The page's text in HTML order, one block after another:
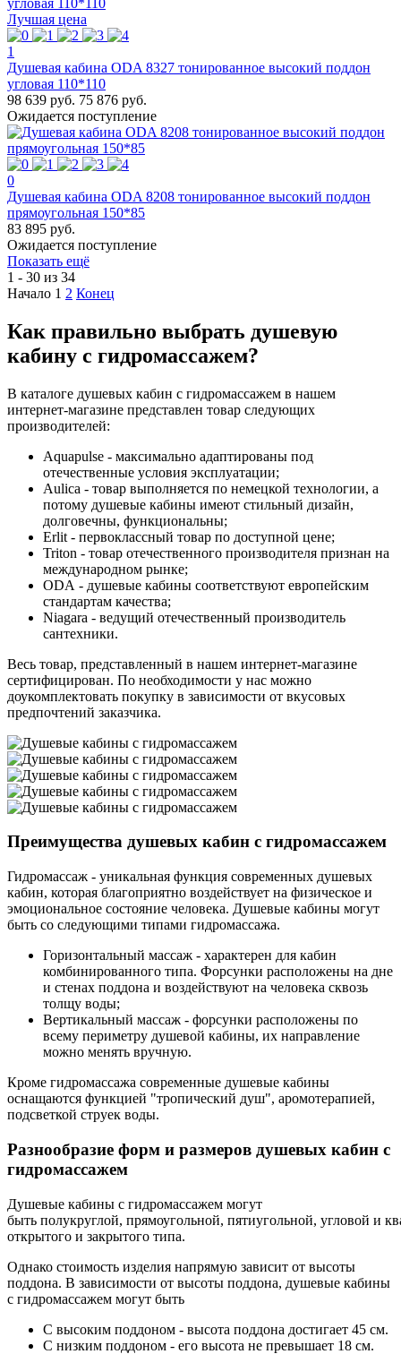
Лучшая цена
1
Душевая кабина ODA 8327 тонированное высокий поддон
угловая 110*110
98 639 руб. 75 876 руб.
Ожидается поступление
0
Душевая кабина ODA 8208 тонированное высокий поддон
прямоугольная 150*85
83 895 руб.
Ожидается поступление
Показать ещё
1 - 30 из 34
Начало 1 2 Конец
Как правильно выбрать душевую
кабину с гидромассажем?
В каталоге душевых кабин с гидромассажем в нашем
интернет-магазине представлен товар следующих
производителей:
Aquapulse - максимально адаптированы под
отечественные условия эксплуатации;
Aulica - товар выполняется по немецкой технологии, а
потому душевые кабины имеют стильный дизайн,
долговечны, функциональны;
Erlit - первоклассный товар по доступной цене;
Triton - товар отечественного производителя признан на
международном рынке;
ODA - душевые кабины соответствуют европейским
стандартам качества;
Niagara - ведущий отечественный производитель
сантехники.
Весь товар, представленный в нашем интернет-магазине
сертифицирован. По необходимости у нас можно
доукомплектовать покупку в зависимости от вкусовых
предпочтений заказчика.
Преимущества душевых кабин с гидромассажем
Гидромассаж - уникальная функция современных душевых
кабин, которая благоприятно воздействует на физическое и
эмоциональное состояние человека. Душевые кабины могут
быть со следующими типами гидромассажа.
Горизонтальный массаж - характерен для кабин
комбинированного типа. Форсунки расположены на дне
и стенах поддона и воздействуют на человека сквозь
толщу воды;
Вертикальный массаж - форсунки расположены по
всему периметру душевой кабины, их направление
можно менять вручную.
Кроме гидромассажа современные душевые кабины
оснащаются функцией "тропический душ", аромотерапией,
подсветкой струек воды.
Разнообразие форм и размеров душевых кабин с
гидромассажем
Душевые кабины с гидромассажем могут
быть полукруглой, прямоугольной, пятиугольной, угловой и
открытого и закрытого типа.
Однако стоимость изделия напрямую зависит от высоты
поддона. В зависимости от высоты поддона, душевые кабины
с гидромассажем могут быть
С высоким поддоном - высота поддона достигает 45 см.
С низким поддоном - его высота не превышает 18 см.